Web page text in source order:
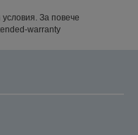
За повече
warranty